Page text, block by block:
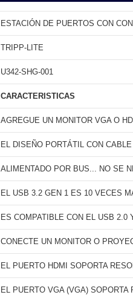
ESTACIÓN DE PUERTOS CON
TRIPP-LITE
U342-SHG-001
CARACTERISTICAS
AGREGUE UN MONITOR VGA O
EL DISEÑO PORTÁTIL CON
ALIMENTADO POR BUS... NO SE
EL USB 3.2 GEN 1 ES 10 VECES
ES COMPATIBLE CON EL USB 2.0
CONECTE UN MONITOR O
EL PUERTO HDMI SOPORTA
EL PUERTO VGA (VGA)